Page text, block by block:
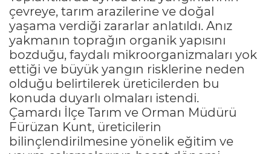
çevreye, tarım arazilerine ve doğal
yaşama verdiği zararlar anlatıldı. Anız
yakmanın toprağın organik yapısını
bozduğu, faydalı mikroorganizmaları yok
ettiği ve büyük yangın risklerine neden
olduğu belirtilerek üreticilerden bu
konuda duyarlı olmaları istendi.
Çamardı İlçe Tarım ve Orman Müdürü
Fürüzan Kunt, üreticilerin
bilinçlendirilmesine yönelik eğitim ve